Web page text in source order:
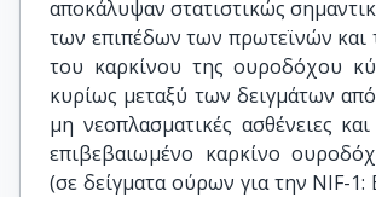
αποκάλυψαν στατιστικώς
των επιπέδων των πρωτεϊνών και
του καρκίνου της ουροδόχου
κυρίως μεταξύ των δειγμάτων
μη νεοπλασματικές ασθένειες
επιβεβαιωμένο καρκίνο
(σε δείγματα ούρων για την NIF-